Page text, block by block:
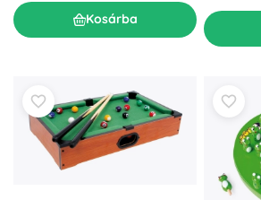
Kosárba